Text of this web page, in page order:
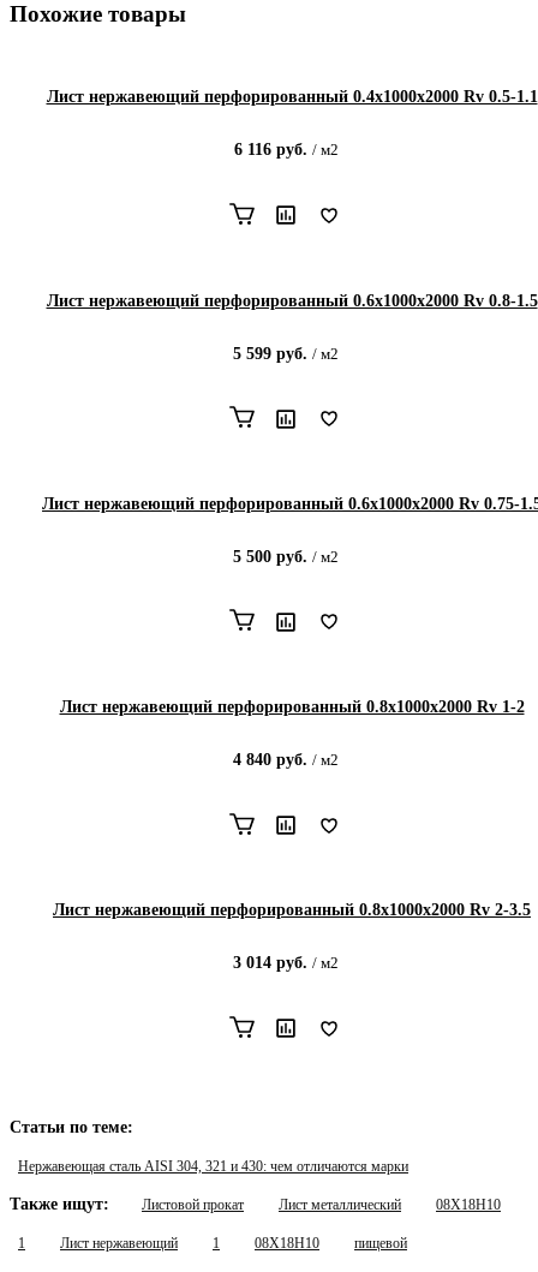
Похожие товары
Лист нержавеющий перфорированный 0.4х1000х2000 Rv 0.5-1.1
6 116руб. / м2
Лист нержавеющий перфорированный 0.6х1000х2000 Rv 0.8-1.5
5 599 руб. / м2
Лист нержавеющий перфорированный 0.6х1000х2000 Rv 0.75-
5 500 руб. / м2
Лист нержавеющий перфорированный 0.8х1000х2000 Rv 1-2
4 840 руб. / м2
Лист нержавеющий перфорированный 0.8х1000х2000 Rv 2-3.5
3 014 руб. / м2
Статьи по теме:
Нержавеющая сталь AISI 304, 321 и 430: чем отличаются марки
Также ищут: Листовой прокат Лист металлический 08Х18Н10
1 Лист нержавеющий 1 08Х18Н10 пищевой